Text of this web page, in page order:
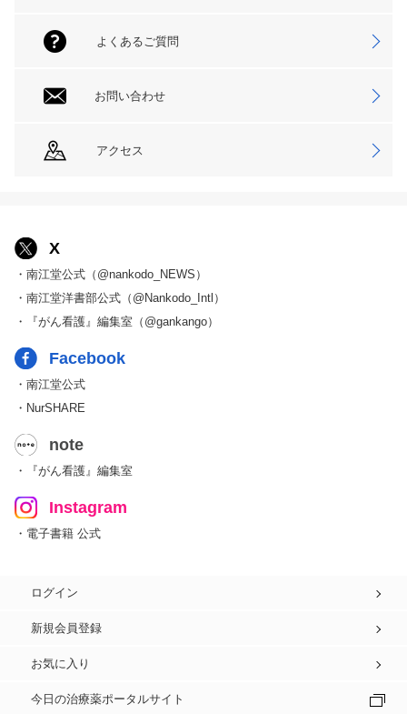
よくあるご質問
お問い合わせ
アクセス
X
・南江堂公式（@nankodo_NEWS）
・南江堂洋書部公式（@Nankodo_Intl）
・『がん看護』編集室（@gankango）
Facebook
・南江堂公式
・NurSHARE
note
・『がん看護』編集室
Instagram
・電子書籍 公式
ログイン
新規会員登録
お気に入り
今日の治療薬ポータルサイト